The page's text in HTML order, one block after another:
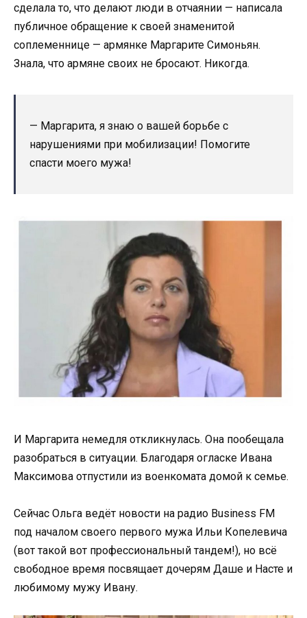
сделала то, что делают люди в отчаянии — написала
публичное обращение к своей знаменитой
соплеменнице — армянке Маргарите Симоньян.
Знала, что армяне своих не бросают. Никогда.
— Маргарита, я знаю о вашей борьбе с
нарушениями при мобилизации! Помогите
спасти моего мужа!
И Маргарита немедля откликнулась. Она пообещала
разобраться в ситуации. Благодаря огласке Ивана
Максимова отпустили из военкомата домой к семье.
Сейчас Ольга ведёт новости на радио Business FM
под началом своего первого мужа Ильи Копелевича
(вот такой вот профессиональный тандем!), но всё
свободное время посвящает дочерям Даше и Насте и
любимому мужу Ивану.